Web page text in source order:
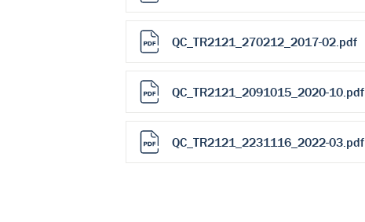
QC_TR2121_270212_2017-02.pdf
QC_TR2121_2091015_2020-10.pdf
QC_TR2121_2231116_2022-03.pdf